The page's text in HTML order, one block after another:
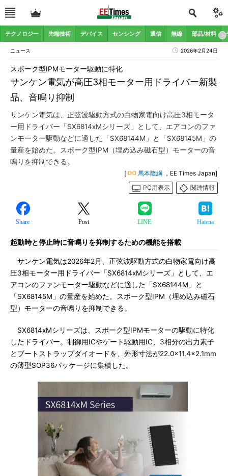
テクノロジー 先端技術 デバイス センシング 通信 無線 部品/材料
ニュース 2026年2月24日
サンケン電気が高圧3相モーター用ドライバー新製
品、音鳴り抑制
スポーク型IPMモーター駆動に特化
サンケン電気は、正弦波駆動方式の白物家電向け高圧3相モータ
ー用ドライバー「SX6814xMシリーズ」として、エアコンのファ
ンモーター駆動などに適した「SX68144M」と「SX68145M」の
量産を始めた。スポーク型IPM（埋め込み磁石型）モーターの音
鳴りを抑制できる。
[ 馬本隆綱 ，EE Times Japan]
PC用表示
関連情報
Share Post LINE Hatena
起動時と停止時に音鳴りを抑制するための機能を搭載
サンケン電気は2026年2月、正弦波駆動方式の白物家電向け高
圧3相モーター用ドライバー「SX6814xMシリーズ」として、エ
アコンのファンモーター駆動などに適した「SX68144M」と
「SX68145M」の量産を始めた。スポーク型IPM（埋め込み磁石
型）モーターの音鳴りを抑制できる。
SX6814xMシリーズは、スポーク型IPMモーターの駆動に特化
したドライバー。制御用ICやゲート駆動用IC、3相分の出力素子
とブートストラップダイオードを、外形寸法が22.0×11.4×2.1mm
の薄型SOP36パッケージに集積した。